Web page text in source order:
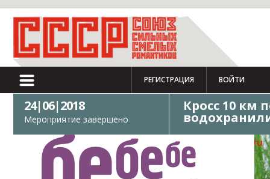
РЕГИСТРАЦИЯ ВОЙТИ
24|06|2018
Мероприятие завершено
Кросс 10 км